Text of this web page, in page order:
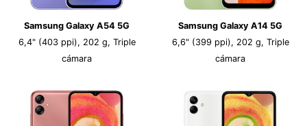
Samsung Galaxy A54 5G
6,4" (403 ppi), 202 g, Triple
cámara
Samsung Galaxy A14 5G
6,6" (399 ppi), 202 g, Triple
cámara